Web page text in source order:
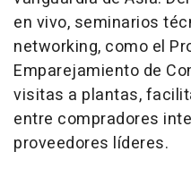
en vivo, seminarios
networking, como el
Emparejamiento de
visitas a plantas,
entre compradores
proveedores líderes.